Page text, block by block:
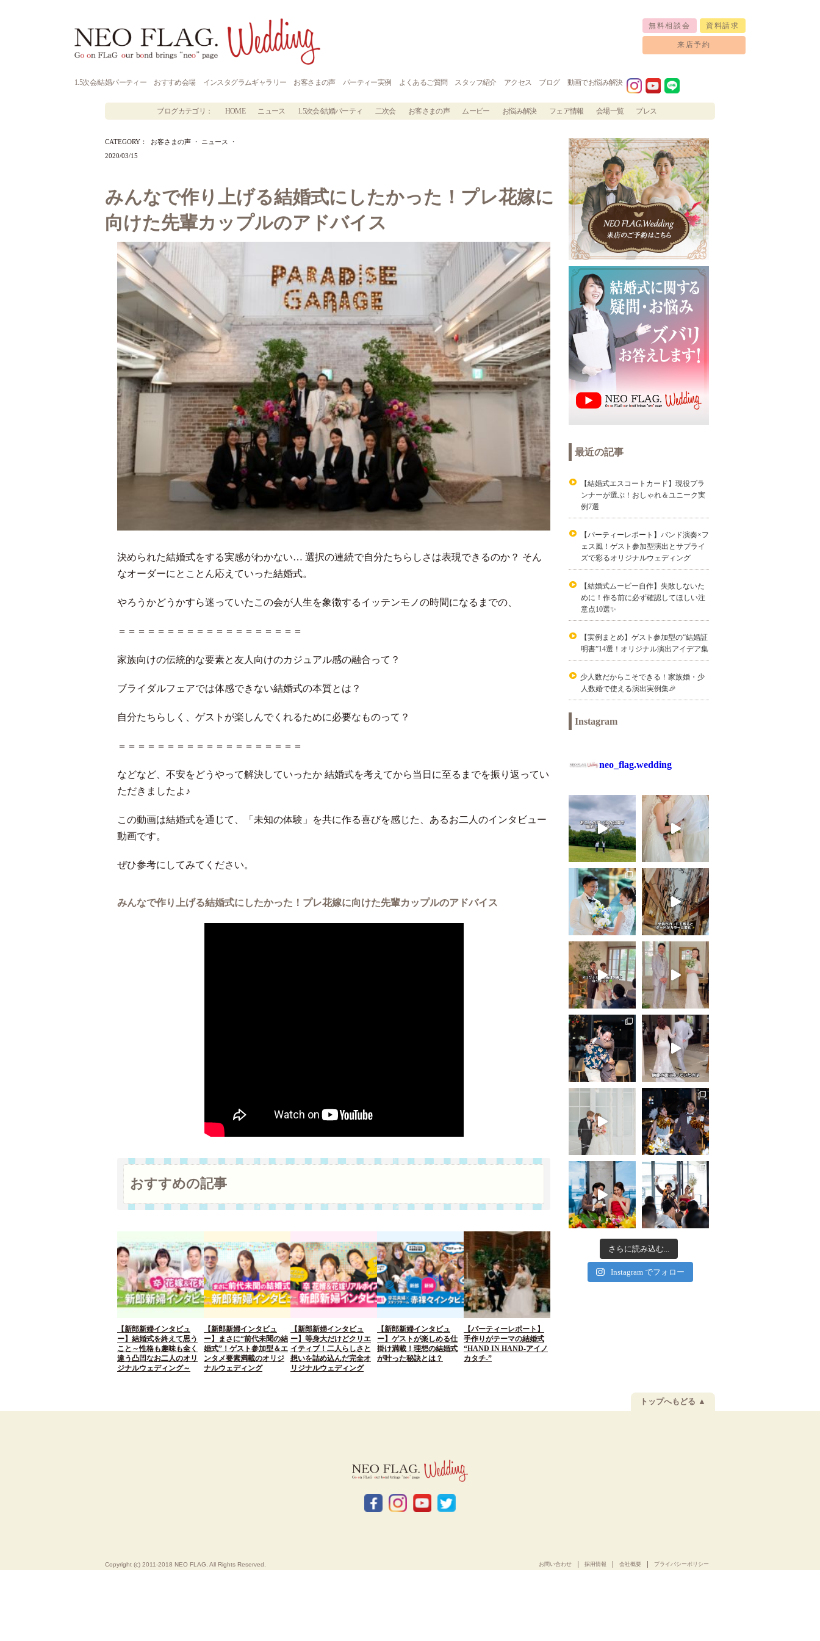
無料相談会 資料請求
来店予約
1.5次会/結婚パーティー おすすめ会場 インスタグラムギャラリー お客さまの声 パーティー実例 よくあるご質問 スタッフ紹介 アクセス ブログ 動画でお悩み解決
ブログカテゴリ： HOME ニュース 1.5次会/結婚パーティ 二次会 お客さまの声 ムービー お悩み解決 フェア情報 会場一覧 プレス
CATEGORY： お客さまの声 ・ ニュース
・
2020/03/15
みんなで作り上げる結婚式にしたかった！プレ花嫁に
向けた先輩カップルのアドバイス
決められた結婚式をする実感がわかない… 選択の連続で自分たちらしさは表現できるのか？ そん
なオーダーにとことん応えていった結婚式。
やろうかどうかすら迷っていたこの会が人生を象徴するイッテンモノの時間になるまでの、
＝＝＝＝＝＝＝＝＝＝＝＝＝＝＝＝＝＝＝
家族向けの伝統的な要素と友人向けのカジュアル感の融合って？
ブライダルフェアでは体感できない結婚式の本質とは？
自分たちらしく、ゲストが楽しんでくれるために必要なものって？
＝＝＝＝＝＝＝＝＝＝＝＝＝＝＝＝＝＝＝
などなど、不安をどうやって解決していったか 結婚式を考えてから当日に至るまでを振り返ってい
ただきましたよ♪
この動画は結婚式を通じて、「未知の体験」を共に作る喜びを感じた、あるお二人のインタビュー
動画です。
ぜひ参考にしてみてください。
みんなで作り上げる結婚式にしたかった！プレ花嫁に向けた先輩カップルのアドバイス
おすすめの記事
【新郎新婦インタビュ
ー】結婚式を終えて思う
こと～性格も趣味も全く
違う凸凹なお二人のオリ
ジナルウェディング～
【新郎新婦インタビュ
ー】まさに“前代未聞の結
婚式”！ゲスト参加型＆エ
ンタメ要素満載のオリジ
ナルウェディング
【新郎新婦インタビュ
ー】等身大だけどクリエ
イティブ！二人らしさと
想いを詰め込んだ完全オ
リジナルウェディング
【新郎新婦インタビュ
ー】ゲストが楽しめる仕
掛け満載！理想の結婚式
が叶った秘訣とは？
【パーティーレポート】
手作りがテーマの結婚式
“HAND IN HAND-アイノ
カタチ-”
最近の記事
【結婚式エスコートカード】現役プラ
ンナーが選ぶ！おしゃれ＆ユニーク実
例7選
【パーティーレポート】バンド演奏×フ
ェス風！ゲスト参加型演出とサプライ
ズで彩るオリジナルウェディング
【結婚式ムービー自作】失敗しないた
めに！作る前に必ず確認してほしい注
意点10選✨
【実例まとめ】ゲスト参加型の“結婚証
明書”14選！オリジナル演出アイデア集
少人数だからこそできる！家族婚・少
人数婚で使える演出実例集🎉
Instagram
neo_flag.wedding
さらに読み込む...
Instagram でフォロー
トップへもどる ▲
Copyright (c) 2011-2018 NEO FLAG. All Rights Reserved. お問い合わせ 採用情報 会社概要 プライバシーポリシー